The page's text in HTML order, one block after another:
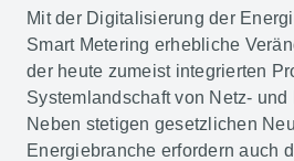
Mit der Digitalisierung der
Smart Metering erhebliche
der heute zumeist integrierten
Systemlandschaft von Netz-
Neben stetigen gesetzlichen
Energiebranche erfordern auch